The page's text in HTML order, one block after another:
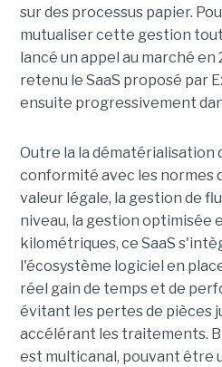
sur des processus papier.
mutualiser cette gestion
lancé un appel au marché
retenu le SaaS proposé par
ensuite progressivement
Outre la la dématérialisation
conformité avec les normes
valeur légale, la gestion de
niveau, la gestion optimisée
kilométriques, ce SaaS
l'écosystème logiciel en
réel gain de temps et de
évitant les pertes de pièces
accélérant les traitements.
est multicanal, pouvant être